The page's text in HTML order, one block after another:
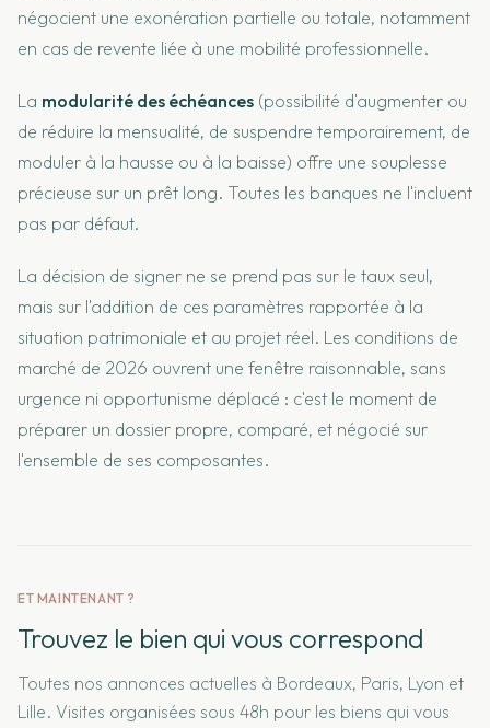
négocient une exonération partielle ou totale, notamment
en cas de revente liée à une mobilité professionnelle.
La modularité des échéances (possibilité d'augmenter ou
de réduire la mensualité, de suspendre temporairement, de
moduler à la hausse ou à la baisse) offre une souplesse
précieuse sur un prêt long. Toutes les banques ne l'incluent
pas par défaut.
La décision de signer ne se prend pas sur le taux seul,
mais sur l'addition de ces paramètres rapportée à la
situation patrimoniale et au projet réel. Les conditions de
marché de 2026 ouvrent une fenêtre raisonnable, sans
urgence ni opportunisme déplacé : c'est le moment de
préparer un dossier propre, comparé, et négocié sur
l'ensemble de ses composantes.
ET MAINTENANT ?
Trouvez le bien qui vous correspond
Toutes nos annonces actuelles à Bordeaux, Paris, Lyon et
Lille. Visites organisées sous 48h pour les biens qui vous